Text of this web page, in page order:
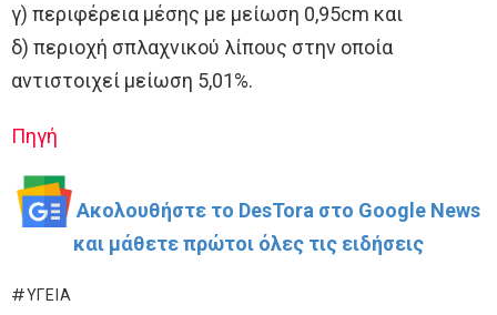
γ) περιφέρεια μέσης με μείωση 0,95cm και
δ) περιοχή σπλαχνικού λίπους στην οποία
αντιστοιχεί μείωση 5,01%.
Πηγή
Ακολουθήστε το DesTora στο Google News
και μάθετε πρώτοι όλες τις ειδήσεις
ΥΓΕΊΑ